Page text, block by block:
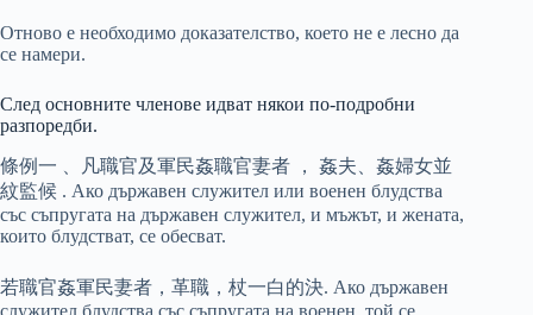
Отново е необходимо доказателство, което не е лесно да
се намери.
След основните членове идват някои по-подробни
разпоредби.
條例一 、凡職官及軍民姦職官妻者 ， 姦夫、姦婦女並
紋監候 . Ако държавен служител или военен блудства
със съпругата на държавен служител, и мъжът, и жената,
които блудстват, се обесват.
若職官姦軍民妻者，革職，杖一白的決. Ако държавен
служител блудства със съпругата на военен, той се